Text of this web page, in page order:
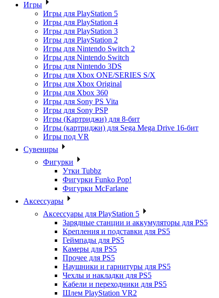
Игры
Игры для PlayStation 5
Игры для PlayStation 4
Игры для PlayStation 3
Игры для PlayStation 2
Игры для Nintendo Switch 2
Игры для Nintendo Switch
Игры для Nintendo 3DS
Игры для Xbox ONE/SERIES S/X
Игры для Xbox Original
Игры для Xbox 360
Игры для Sony PS Vita
Игры для Sony PSP
Игры (Картриджи) для 8-бит
Игры (картриджи) для Sega Mega Drive 16-бит
Игры под VR
Сувениры
Фигурки
Утки Tubbz
Фигурки Funko Pop!
Фигурки McFarlane
Аксессуары
Аксессуары для PlayStation 5
Зарядные станции и аккумуляторы для PS5
Крепления и подставки для PS5
Геймпады для PS5
Камеры для PS5
Прочее для PS5
Наушники и гарнитуры для PS5
Чехлы и накладки для PS5
Кабели и переходники для PS5
Шлем PlayStation VR2